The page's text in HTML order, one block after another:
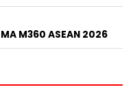
M360 ASEAN 2026